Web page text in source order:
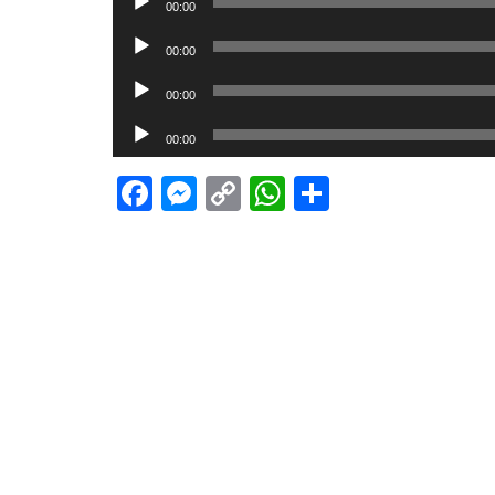
00:00
Audio-
00:00
Audio-
00:00
Audio-
Player
00:00
Facebook
Messenger
CopyWhatsApp